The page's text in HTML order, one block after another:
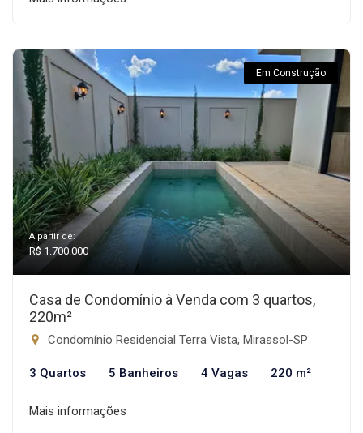
Em Construção
A partir de:
R$ 1.700.000
Casa de Condomínio à Venda com 3 quartos,
220m²
Condomínio Residencial Terra Vista, Mirassol-SP
3 Quartos 5 Banheiros 4 Vagas 220 m²
Mais informações